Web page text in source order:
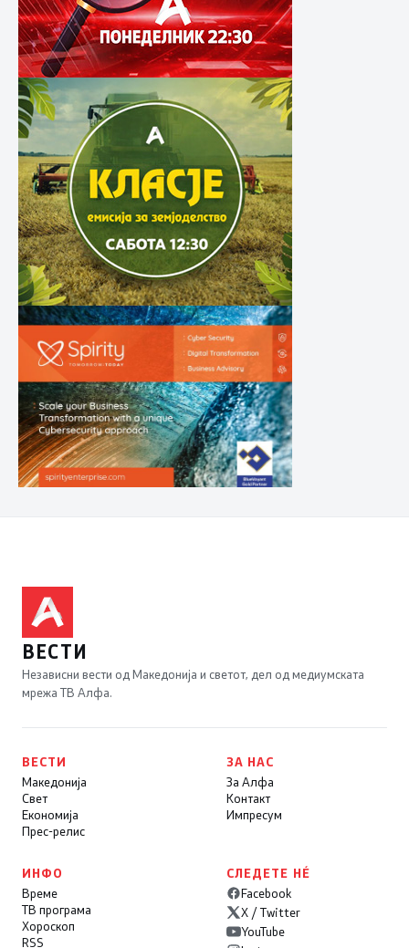
ВЕСТИ
Независни вести од Македонија и светот, дел од медиумската
мрежа ТВ Алфа.
ВЕСТИ
Македонија
Свет
Економија
Прес-релис
ЗА НАС
За Алфа
Контакт
Импресум
ИНФО
Време
ТВ програма
Хороскоп
RSS
СЛЕДЕТЕ НÉ
Facebook
X / Twitter
YouTube